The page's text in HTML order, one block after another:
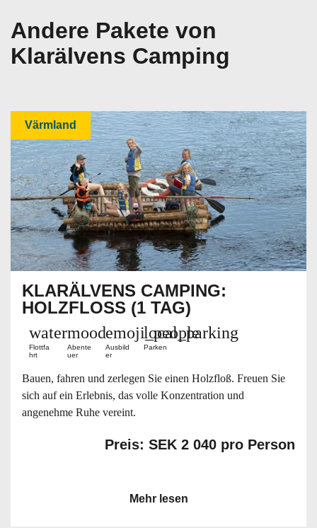
Andere Pakete von
Klarälvens Camping
Värmland
KLARÄLVENS CAMPING:
HOLZFLOSS (1 TAG)
water
Flottfa
hrt
mood
Abente
uer
emoji_people
Ausbild
er
local_parking
Parken
Bauen, fahren und zerlegen Sie einen Holzfloß. Freuen Sie
sich auf ein Erlebnis, das volle Konzentration und
angenehme Ruhe vereint.
Preis: SEK 2 040 pro Person
Mehr lesen